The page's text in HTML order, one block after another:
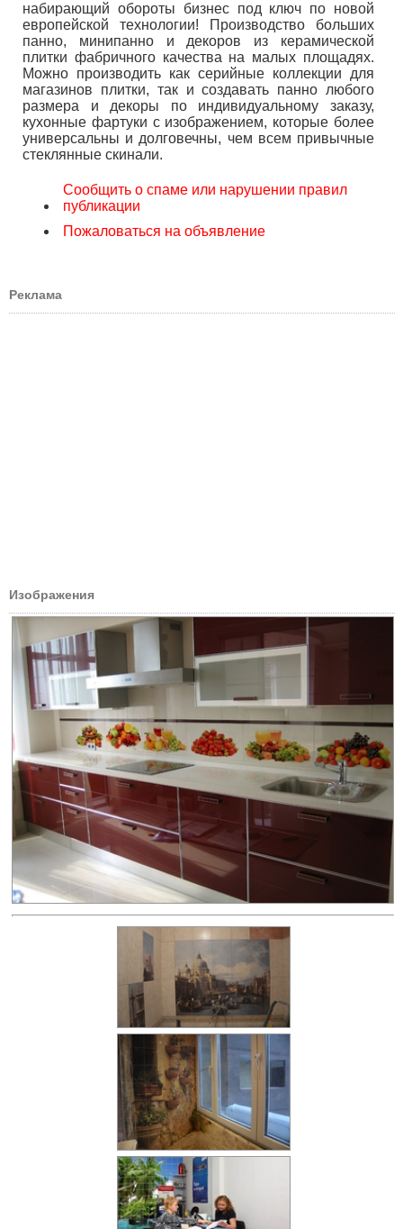
набирающий обороты бизнес под ключ по новой
европейской технологии! Производство больших
панно, минипанно и декоров из керамической
плитки фабричного качества на малых площадях.
Можно производить как серийные коллекции для
магазинов плитки, так и создавать панно любого
размера и декоры по индивидуальному заказу,
кухонные фартуки с изображением, которые более
универсальны и долговечны, чем всем привычные
стеклянные скинали.
Сообщить о спаме или нарушении правил
публикации
Пожаловаться на объявление
Реклама
Изображения